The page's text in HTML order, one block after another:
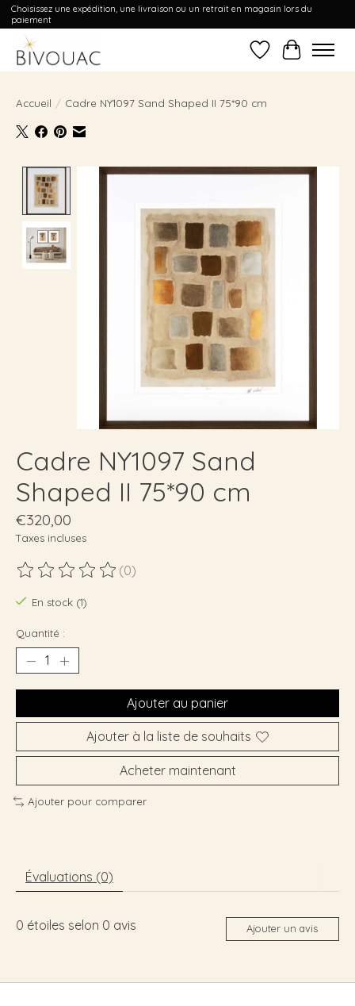
Choisissez une expédition, une livraison ou un retrait en magasin lors du
paiement
Liste dePanier
Accueil / Cadre NY1097 Sand Shaped II 75*90 cm
Product image slideshow Items
Cadre NY1097 Sand
Shaped II 75*90 cm
€320,00
Taxes incluses
Ce produit est évalué à
(0)
En stock (1)
Quantité :
Ajouter au panier
Ajouter à la liste de souhaits
Acheter maintenant
Ajouter pour comparer
Évaluations (0)
0 étoiles selon 0 avis Ajouter un avis